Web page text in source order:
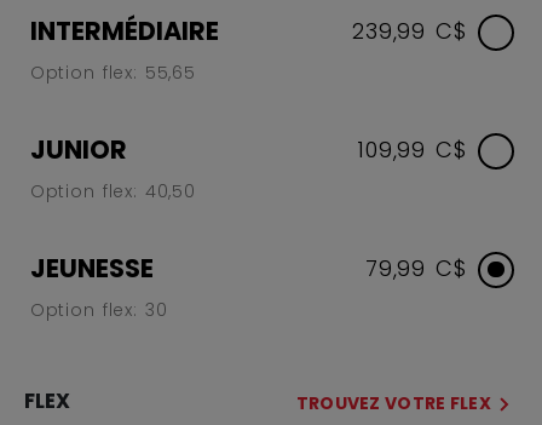
INTERMÉDIAIRE
Option flex: 55,65
239,99 C$
JUNIOR
Option flex: 40,50
109,99 C$
JEUNESSE
Option flex: 30
79,99 C$
FLEX TROUVEZ VOTRE FLEX